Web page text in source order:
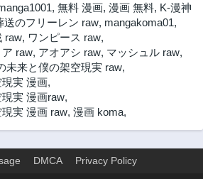
, 無料 漫画, 漫画 無料, K-漫神
送のフリーレン raw, mangakoma01,
raw, ワンピース raw,
raw, アオアシ raw, マッシュル raw,
未来と僕の架空現実 raw,
実 漫画,
実 漫画raw,
実 漫画 raw, 漫画 koma,
DMCA Privacy Policy